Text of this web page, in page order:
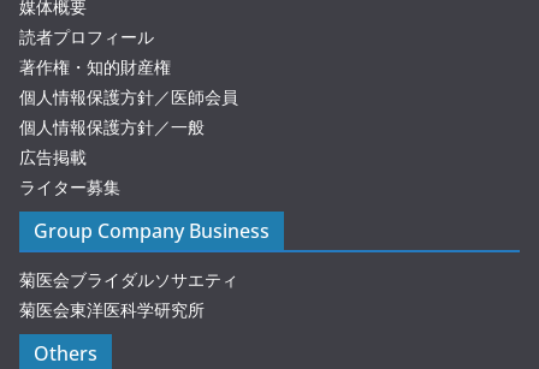
媒体概要
読者プロフィール
著作権・知的財産権
個人情報保護方針／医師会員
個人情報保護方針／一般
広告掲載
ライター募集
Group Company Business
菊医会ブライダルソサエティ
菊医会東洋医科学研究所
Others